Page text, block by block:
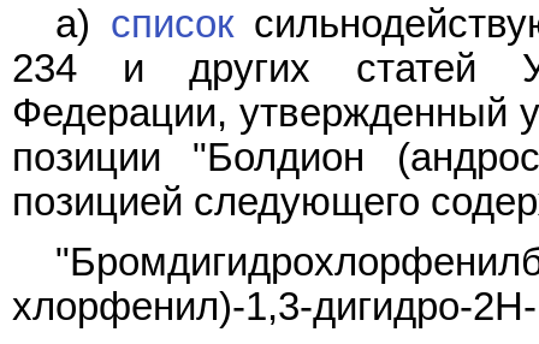
а) список
234 и других статей
Федерации, утвержденный
позиции "Болдион
позицией следующего
хлорфенил)-1,3-дигидро-